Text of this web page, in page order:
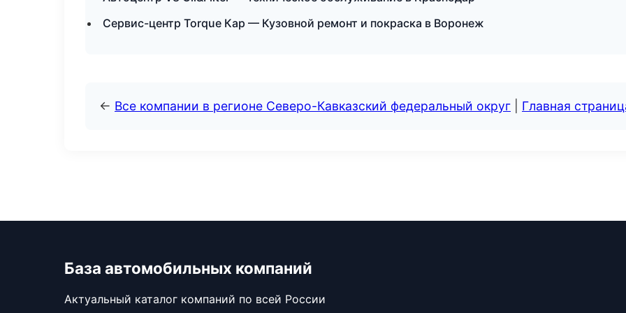
Сервис-центр Torque Кар — Кузовной ремонт и покраска в Воронеж
← Все компании в регионе Северо-Кавказский федеральный округ Главная
База автомобильных компаний
Актуальный каталог компаний по всей России